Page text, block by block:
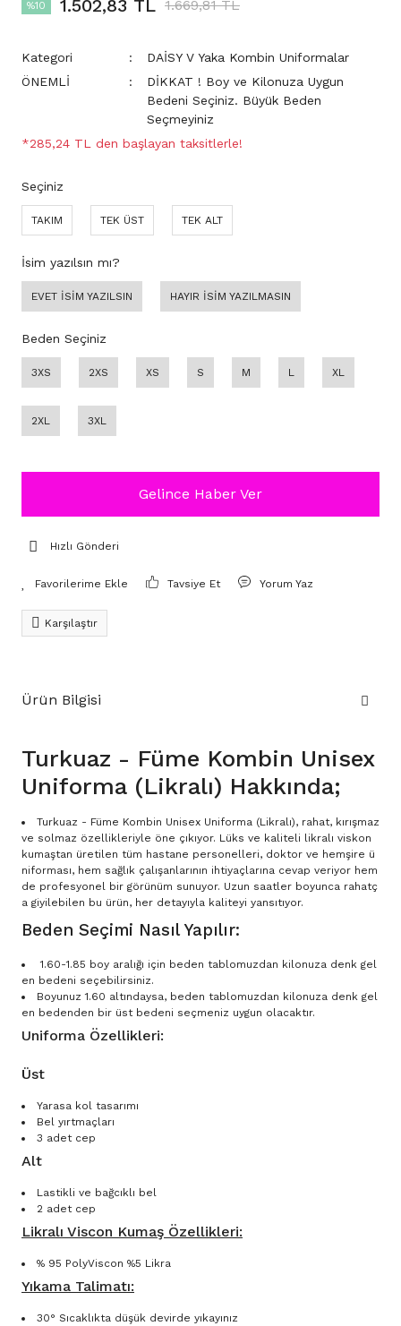
%10 1.502,83 TL 1.669,81 TL
Kategori
DAİSY V Yaka Kombin Uniformalar
ÖNEMLİ
DİKKAT ! Boy ve Kilonuza Uygun
Bedeni Seçiniz. Büyük Beden
Seçmeyiniz
*285,24 TL den başlayan taksitlerle!
Seçiniz
TAKIM TEK ÜST TEK ALT
İsim yazılsın mı?
EVET İSİM YAZILSIN HAYIR İSİM YAZILMASIN
Beden Seçiniz
3XS 2XS XS S M L XL
2XL 3XL
Gelince Haber Ver
Hızlı Gönderi
Tavsiye Et Yorum Yaz
Karşılaştır
Ürün Bilgisi
Turkuaz - Füme Kombin Unisex
Uniforma (Likralı) Hakkında;
Turkuaz - Füme Kombin Unisex Uniforma (Likralı), rahat, kırışmaz
ve solmaz özellikleriyle öne çıkıyor. Lüks ve kaliteli likralı viskon
kumaştan üretilen tüm hastane personelleri, doktor ve hemşire ü
niforması, hem sağlık çalışanlarının ihtiyaçlarına cevap veriyor hem
de profesyonel bir görünüm sunuyor. Uzun saatler boyunca rahatç
a giyilebilen bu ürün, her detayıyla kaliteyi yansıtıyor.
Beden Seçimi Nasıl Yapılır:
1.60-1.85 boy aralığı için beden tablomuzdan kilonuza denk gel
en bedeni seçebilirsiniz.
Boyunuz 1.60 altındaysa, beden tablomuzdan kilonuza denk gel
en bedenden bir üst bedeni seçmeniz uygun olacaktır.
Uniforma Özellikleri:
Üst
Yarasa kol tasarımı
Bel yırtmaçları
3 adet cep
Alt
Lastikli ve bağcıklı bel
2 adet cep
Likralı Viscon Kumaş Özellikleri:
% 95 PolyViscon %5 Likra
Yıkama Talimatı:
30° Sıcaklıkta düşük devirde yıkayınız